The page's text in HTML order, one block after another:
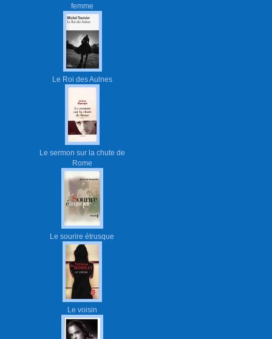
femme
Le Roi des Aulnes
Le sermon sur la chute de
Rome
Le sourire étrusque
Le voisin